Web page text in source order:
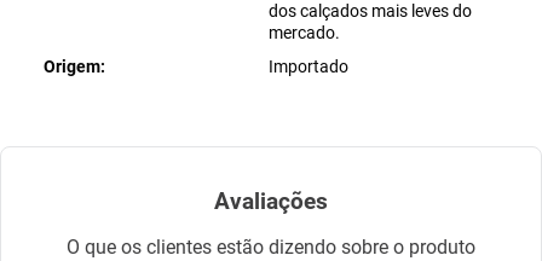
dos calçados mais leves do
mercado.
Origem
Importado
Avaliações
O que os clientes estão dizendo sobre o produto